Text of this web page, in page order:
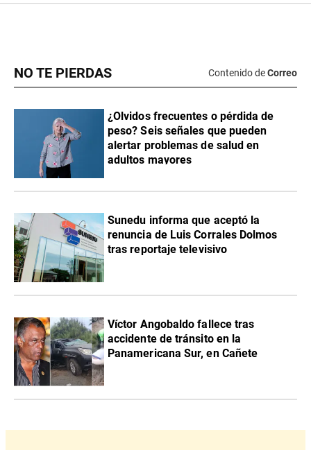
NO TE PIERDAS Contenido deCorreo
¿Olvidos frecuentes o pérdida de
peso? Seis señales que pueden
alertar problemas de salud en
adultos mayores
Sunedu informa que aceptó la
renuncia de Luis Corrales Dolmos
tras reportaje televisivo
Víctor Angobaldo fallece tras
accidente de tránsito en la
Panamericana Sur, en Cañete